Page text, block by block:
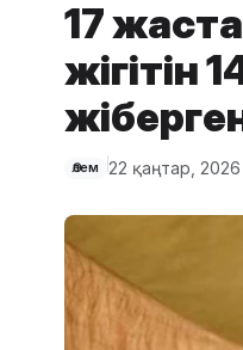
17
жігітін
Әлем 22 қаңтар, 2026